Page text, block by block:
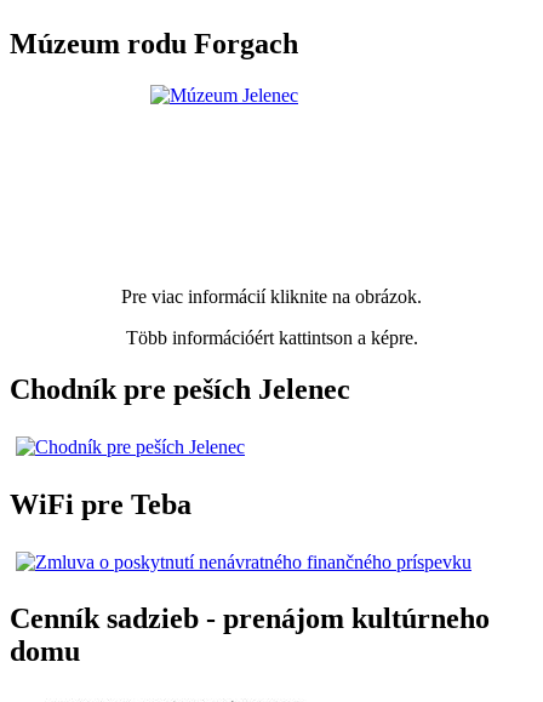
Múzeum rodu Forgach
Pre viac informácií kliknite na obrázok.
Több információért kattintson a képre.
Chodník pre peších Jelenec
WiFi pre Teba
Cenník sadzieb - prenájom kultúrneho
domu